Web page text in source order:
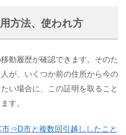
方法、使われ方
動履歴が確認できます。そのた
が、いくつか前の住所から今の
い場合に、この証明を取ること
す。
⇒D市と複数回引越ししたこと